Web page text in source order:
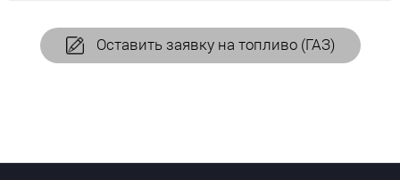
Оставить заявку на топливо (ГАЗ)